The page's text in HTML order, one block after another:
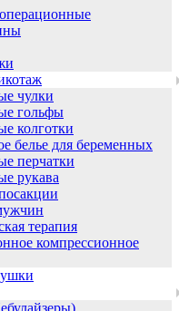
чулки
гольфы
колготки
белье для беременных
перчатки
рукава
терапия
компрессионное